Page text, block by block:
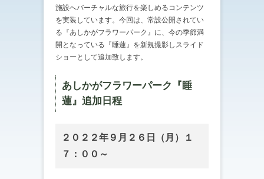
施設へバーチャルな旅行を楽しめるコンテンツ
を実装しています。今回は、常設公開されてい
る『あしかがフラワーパーク』に、今の季節満
開となっている『睡蓮』を新規撮影しスライド
ショーとして追加致します。
あしかがフラワーパーク『睡
蓮』追加日程
２０２２年９月２６日（月）１
７：００～